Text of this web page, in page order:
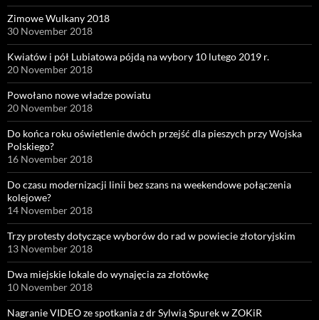
Zimowe Wulkany 2018
30 November 2018
Kwiatów i pół Lubiatowa pójdą na wybory 10 lutego 2019 r.
20 November 2018
Powołano nowe władze powiatu
20 November 2018
Do końca roku oświetlenie dwóch przejść dla pieszych przy Wojska
Polskiego?
16 November 2018
Do czasu modernizacji linii bez szans na weekendowe połączenia
kolejowe?
14 November 2018
Trzy protesty dotyczące wyborów do rad w powiecie złotoryjskim
13 November 2018
Dwa miejskie lokale do wynajęcia za złotówkę
10 November 2018
Nagranie VIDEO ze spotkania z dr Sylwią Spurek w ZOKiR